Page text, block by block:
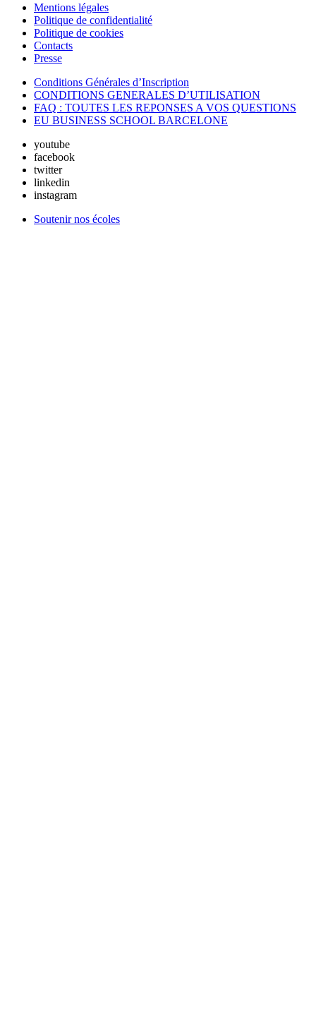
Mentions légales
Politique de confidentialité
Politique de cookies
Contacts
Presse
Conditions Générales d’Inscription
CONDITIONS GENERALES D’UTILISATION
FAQ : TOUTES LES REPONSES A VOS QUESTIONS
EU BUSINESS SCHOOL BARCELONE
youtube
facebook
twitter
linkedin
instagram
Soutenir nos écoles